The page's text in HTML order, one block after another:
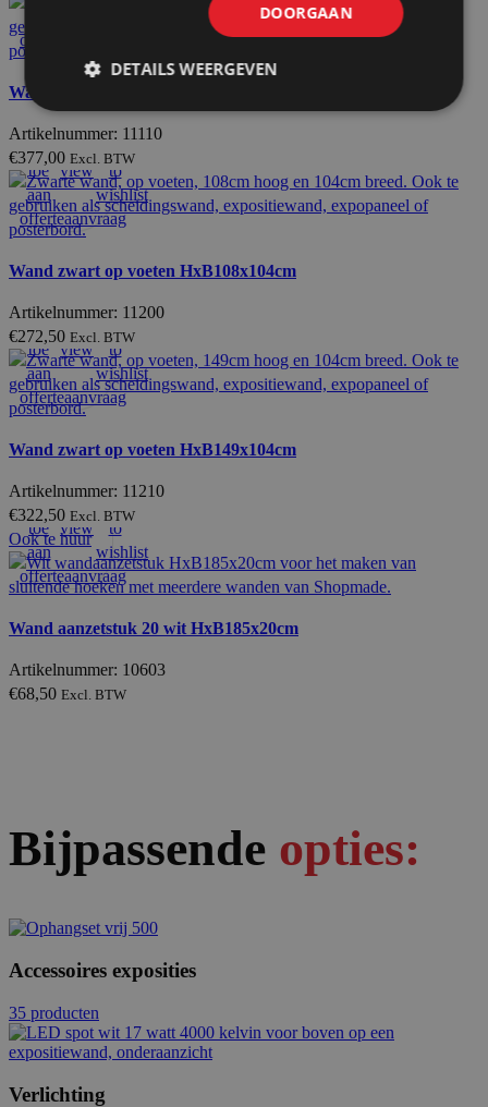
offerteaanvraag
Wand zwart op wielen HxB156x104cm
Artikelnummer: 11110
€377,00 Excl. BTW
toe
aan
offerteaanvraag
view
to
wishlist
Wand zwart op voeten HxB108x104cm
Artikelnummer: 11200
€272,50 Excl. BTW
toe
aan
offerteaanvraag
view
to
wishlist
Wand zwart op voeten HxB149x104cm
Artikelnummer: 11210
€322,50 Excl. BTW
Ook te huur
toe
aan
offerteaanvraag
view
to
wishlist
Wand aanzetstuk 20 wit HxB185x20cm
Artikelnummer: 10603
€68,50 Excl. BTW
Bijpassende opties:
Accessoires exposities
35 producten
Verlichting
DOORGAAN
DETAILS WEERGEVEN